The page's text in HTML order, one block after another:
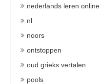
nederlands leren online
nl
noors
ontstoppen
oud grieks vertalen
pools